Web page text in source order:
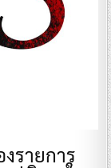
รายการ